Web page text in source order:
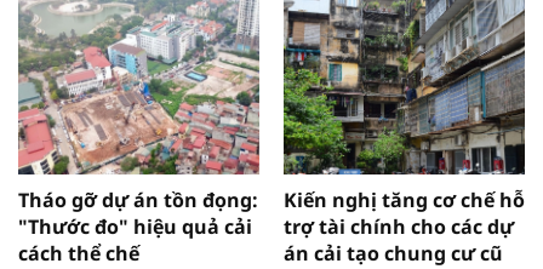
Tháo gỡ dự án tồn đọng:
"Thước đo" hiệu quả cải
cách thể chế
Kiến nghị tăng cơ chế hỗ
trợ tài chính cho các dự
án cải tạo chung cư cũ